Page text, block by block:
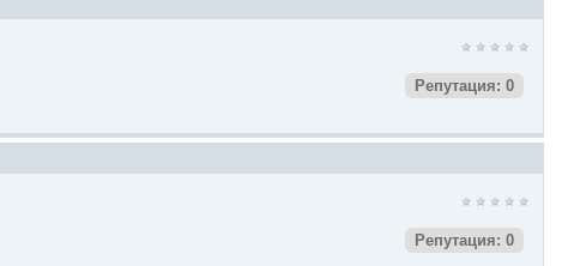
Репутация: 0
Репутация: 0